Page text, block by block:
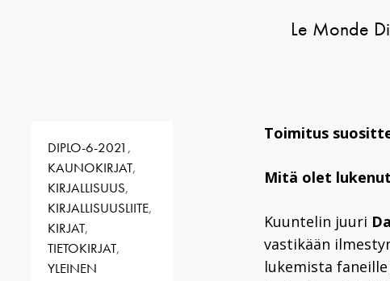
Le Monde
DIPLO-6-2021 ,
KAUNOKIRJAT,
KIRJALLISUUS,
KIRJALLISUUSLIITE,
KIRJAT,
TIETOKIRJAT,
YLEINEN
Toimitus
Mitä olet
Kuuntelin juuri
vastikään
lukemista